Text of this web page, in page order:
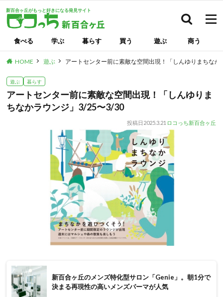
新百合ヶ丘がもっと好きになる発見サイト
食べる 学ぶ 暮らす 買う 遊ぶ 商う
HOME 遊ぶ アートセンター前に素敵な空間出現！「しんゆりまちな
遊ぶ 暮らす
アートセンター前に素敵な空間出現！「しんゆりま
ちなかラウンジ」3/25〜3/30
投稿日 2025.3.21 ロコっち新百合ヶ丘
新百合ヶ丘のメンズ特化型サロン「Genie」。朝1分で
決まる再現性の高いメンズパーマが人気